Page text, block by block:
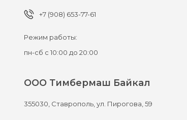
+7 (908) 653-77-61
Режим работы:
пн-сб с 10:00 до 20:00
ООО Тимбермаш Байкал
355030, Ставрополь,ул. Пирогова, 59